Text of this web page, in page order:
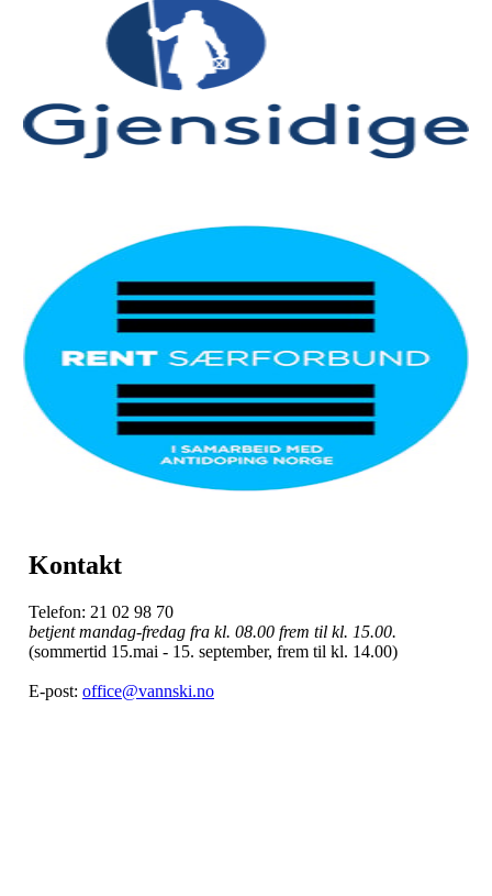
Kontakt
Telefon: 21 02 98 70
betjent mandag-fredag fra kl. 08.00 frem til kl. 15.00.
(sommertid 15.mai - 15. september, frem til kl. 14.00)
E-post: office@vannski.no